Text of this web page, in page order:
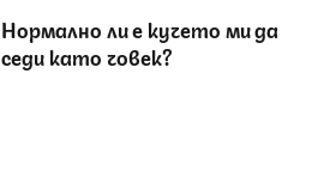
Нормално ли е кучето ми да
седи като човек?